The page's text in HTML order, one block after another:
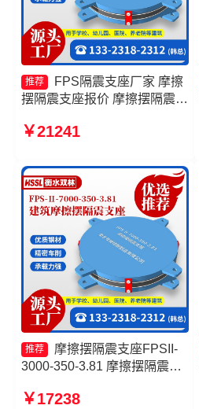
推荐
FPS隔震支座厂家 摩擦
摆隔震支座报价 摩擦摆隔震支
工厂 摩擦摆减隔震球型支座生
￥21241
推荐
摩擦摆隔震支座FPSII-
3000-350-3.81 摩擦摆隔震支
摆隔震支座FPSII-1000-400-
￥17238